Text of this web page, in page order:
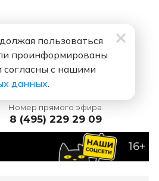
Номер прямого эфира
8 (495) 229 29 09
16+
пользоваться
проинформированы
согласны с нашими
данных.